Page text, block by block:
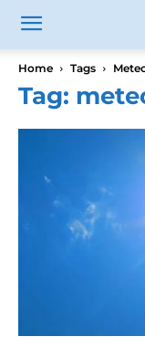
Home Tags
Tag: